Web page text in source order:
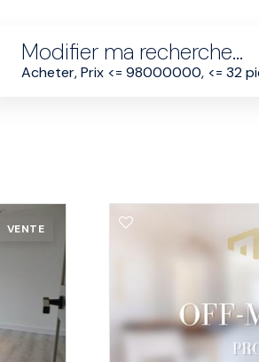
Modifier ma recherche...
VENTE